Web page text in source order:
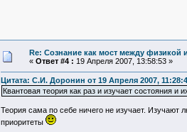
Re: Сознание как мост между физикой
« Ответ #4 : 19 Апреля 2007, 13:58:53 »
Цитата: С.И. Доронин от 19 Апреля 2007,
Квантовая теория как раз и изучает состояния и
Теория сама по себе ничего не изучает.
приоритеты